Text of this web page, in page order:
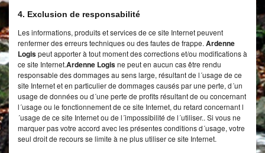
4. Exclusion de responsabilité
Les informations, produits et services de ce site Internet peuvent
renfermer des erreurs techniques ou des fautes de frappe. Ardenne
Logispeut apporter à tout moment des corrections et/ou modifications à
ce site Internet.Ardenne Logisne peut en aucun cas être rendu
responsable des dommages au sens large, résultant de l´usage de ce
site Internet et en particulier de dommages causés par une perte, d´un
usage de données ou d´une perte de profits résultant de ou concernant
l´usage ou le fonctionnement de ce site Internet, du retard concernant l
´usage de ce site Internet ou de l´impossibilité de l´utiliser.. Si vous ne
marquer pas votre accord avec les présentes conditions d´usage, votre
seul droit de recours se limite à ne plus utiliser ce site Internet.